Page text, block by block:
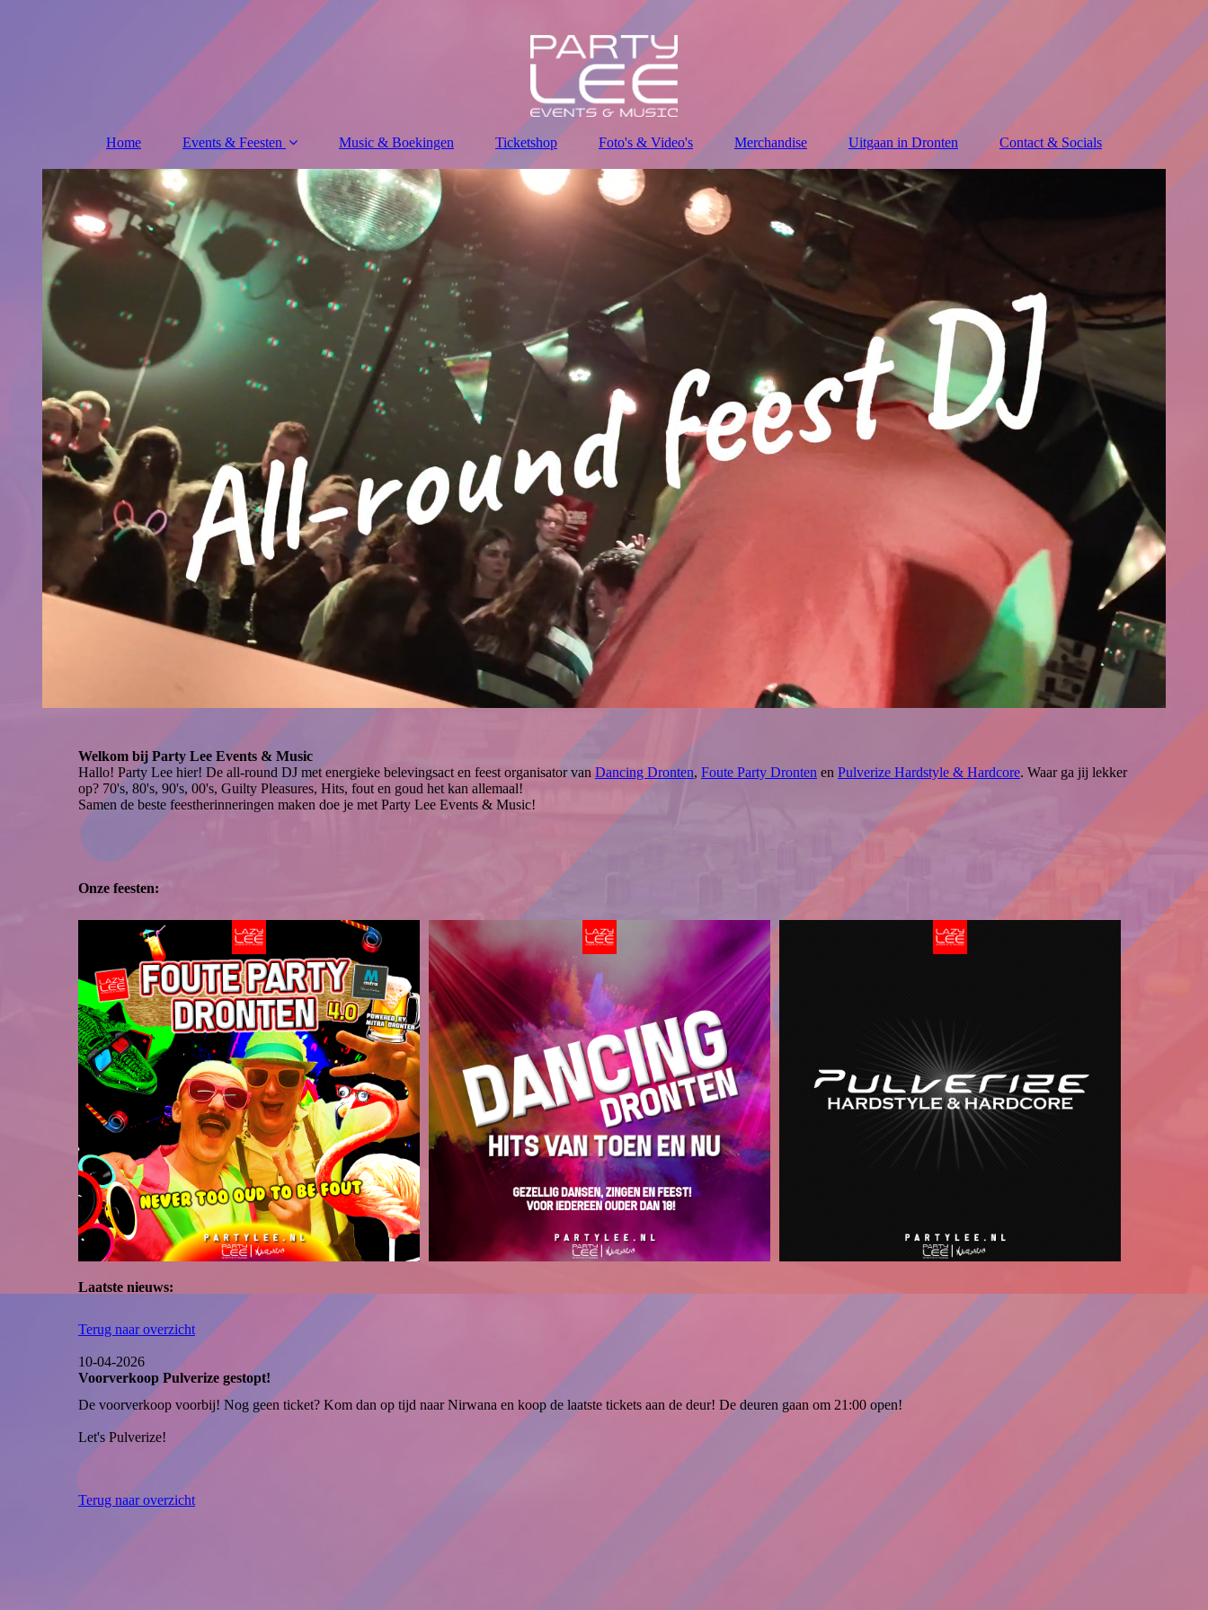
Home Events & Feesten Music & Boekingen Ticketshop Foto's & Video's Merchandise Uitgaan in Dronten Contact & Socials
Welkom bij Party Lee Events & Music
Hallo! Party Lee hier! De all-round DJ met energieke belevingsact en feest organisator van Dancing Dronten, Foute Party Dronten en Pulverize Hardstyle & Hardcore. Waar ga jij lekker
op? 70's, 80's, 90's, 00's, Guilty Pleasures, Hits, fout en goud het kan allemaal!
Samen de beste feestherinneringen maken doe je met Party Lee Events & Music!
Onze feesten:
Laatste nieuws:
Terug naar overzicht
10-04-2026
Voorverkoop Pulverize gestopt!
De voorverkoop voorbij! Nog geen ticket? Kom dan op tijd naar Nirwana en koop de laatste tickets aan de deur! De deuren gaan om 21:00 open!
Let's Pulverize!
Terug naar overzicht